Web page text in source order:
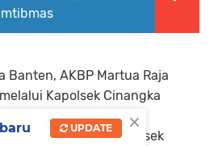
Banten, AKBP Martua Raja
Kapolsek Cinangka
AKP Rusnata
personil jajaran Polsek
×
UPDATE